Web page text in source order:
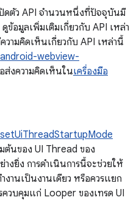
ปิดตัว API จำนวนหนึ่งที่ปัจจุบันมี
ข้อมูลเพิ่มเติมเกี่ยวกับ API เหล่า
วามคิดเห็นเกี่ยวกับ API เหล่านี้
android-webview-
ส่งความคิดเห็นในเครื่องมือ
ต้นของ UI Thread ของ
งยิ่ง การดำเนินการนี้จะช่วยให้
งานเป็นงานเดียว หรือควรแยก
วบคุมแก่ Looper ของเทรด UI